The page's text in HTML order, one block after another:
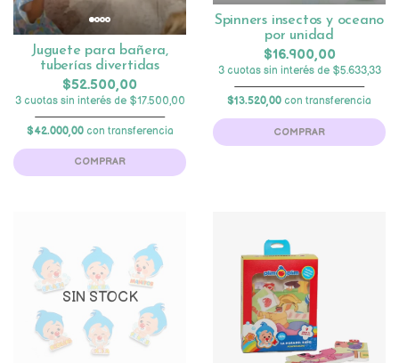
Juguete para bañera,
tuberías divertidas
$52.500,00
3 cuotas sin interés de $17.500,00
$42.000,00con transferencia
COMPRAR
Spinners insectos y oceano
por unidad
$16.900,00
3 cuotas sin interés de $5.633,33
$13.520,00 con transferencia
COMPRAR
SIN STOCK